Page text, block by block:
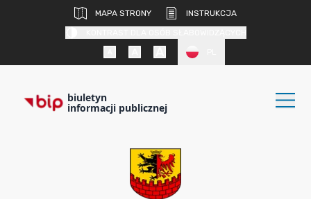
MAPA STRONY
INSTRUKCJA
biuletyn
informacji publicznej